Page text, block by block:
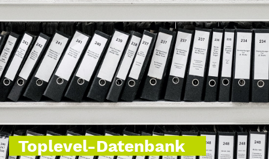
Toplevel-Datenbank